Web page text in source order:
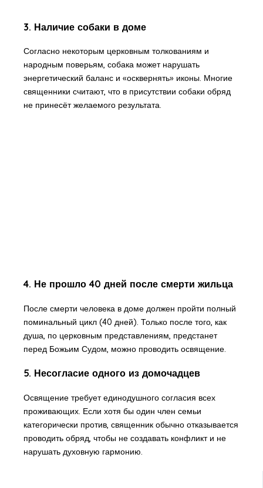
3. Наличие собаки в доме
Согласно некоторым церковным толкованиям и
народным поверьям, собака может нарушать
энергетический баланс и «осквернять» иконы. Многие
священники считают, что в присутствии собаки обряд
не принесёт желаемого результата.
4. Не прошло 40 дней после смерти жильца
После смерти человека в доме должен пройти полный
поминальный цикл (40 дней). Только после того, как
душа, по церковным представлениям, предстанет
перед Божьим Судом, можно проводить освящение.
5. Несогласие одного из домочадцев
Освящение требует единодушного согласия всех
проживающих. Если хотя бы один член семьи
категорически против, священник обычно отказывается
проводить обряд, чтобы не создавать конфликт и не
нарушать духовную гармонию.